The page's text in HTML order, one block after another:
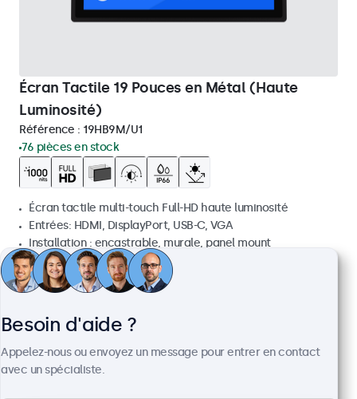
Écran Tactile 19 Pouces en Métal (Haute
Luminosité)
Référence : 19HB9M/U1
76 pièces en stock
Écran tactile multi-touch Full-HD haute luminosité
Entrées: HDMI, DisplayPort, USB-C, VGA
Installation : encastrable, murale, panel mount
Dimensions : 466 x 285 x 44 mm
CHF 959,00
Voir
Besoin d'aide ?
Appelez-nous ou envoyez un message pour entrer en contact
avec un spécialiste.